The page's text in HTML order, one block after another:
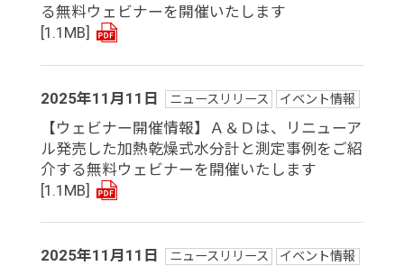
る無料ウェビナーを開催いたします
[1.1MB]
2025年11月11日 ニュースリリース イベント情報
【ウェビナー開催情報】Ａ＆Ｄは、リニューア
ル発売した加熱乾燥式水分計と測定事例をご紹
介する無料ウェビナーを開催いたします
[1.1MB]
2025年11月11日 ニュースリリース イベント情報